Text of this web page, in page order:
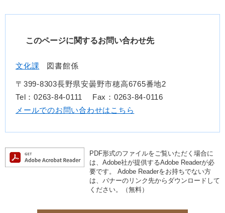
このページに関するお問い合わせ先
文化課 図書館係
〒399-8303長野県安曇野市穂高6765番地2
Tel：0263-84-0111
Fax：0263-84-0116
メールでのお問い合わせはこちら
PDF形式のファイルをご覧いただく場合に
は、Adobe社が提供するAdobe Readerが必
要です。
Adobe Readerをお持ちでない方
は、バナーのリンク先からダウンロードして
ください。（無料）